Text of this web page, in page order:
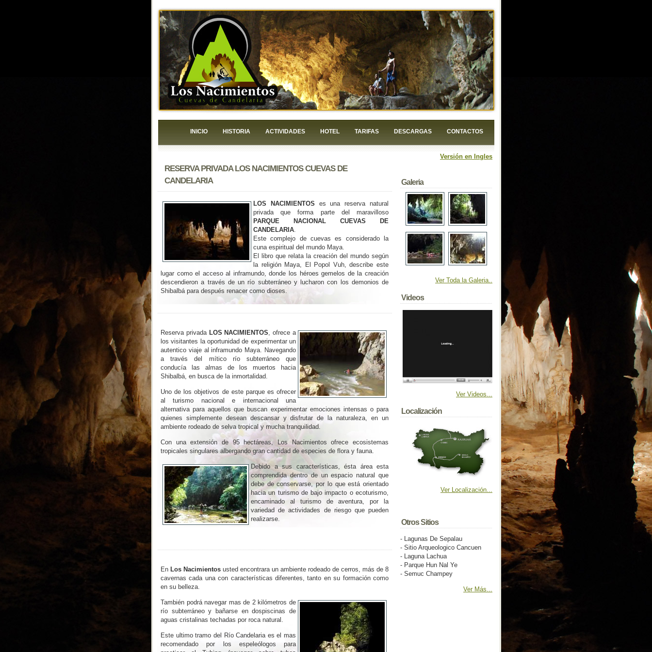
INICIO HISTORIA ACTIVIDADES HOTEL TARIFAS DESCARGAS CONTACTOS
RESERVA PRIVADA LOS NACIMIENTOS CUEVAS DE
CANDELARIA
LOS NACIMIENTOS es una reserva natural
privada que forma parte del maravilloso
PARQUE NACIONAL CUEVAS DE
CANDELARIA.
Este complejo de cuevas es considerado la
cuna espiritual del mundo Maya.
El libro que relata la creación del mundo según
la religión Maya, El Popol Vuh, describe este
lugar como el acceso al inframundo, donde los héroes gemelos de la creación
descendieron a través de un río subterráneo y lucharon con los demonios de
Shibalbá para después renacer como dioses.
Reserva privadaLOS NACIMIENTOS, ofrece a
los visitantes la oportunidad de experimentar un
autentico viaje al inframundo Maya. Navegando
a través del mítico río subterráneo que
conducía las almas de los muertos hacia
Shibalbá, en busca de la inmortalidad.
Uno de los objetivos de este parque es ofrecer
al turismo nacional e internacional una
alternativa para aquellos que buscan experimentar emociones intensas o para
quienes simplemente desean descansar y disfrutar de la naturaleza, en un
ambiente rodeado de selva tropical y mucha tranquilidad.
Con una extensión de 95 hectáreas, Los Nacimientos ofrece ecosistemas
tropicales singulares albergando gran cantidad de especies de flora y fauna.
Debido a sus características, ésta área esta
comprendida dentro de un espacio natural que
debe de conservarse, por lo que está orientado
hacia un turismo de bajo impacto o ecoturismo,
encaminado al turismo de aventura, por la
variedad de actividades de riesgo que pueden
realizarse.
En Los Nacimientos usted encontrara un ambiente rodeado de cerros, más de 8
cavernas cada una con características diferentes, tanto en su formación como
en su belleza.
También podrá navegar mas de 2 kilómetros de
río subterráneo y bañarse en dospiscinas de
aguas cristalinas techadas por roca natural.
Este ultimo tramo del Río Candelaria es el mas
recomendado por los espeleólogos para
Versión en Ingles
Galeria
Ver Toda la Galeria..
Videos
Ver Videos...
Localización
Ver Localización...
Otros Sitios
- Lagunas De Sepalau
- Sitio Arqueologico Cancuen
- Laguna Lachua
- Parque Hun Nal Ye
- Semuc Champey
Ver Más...